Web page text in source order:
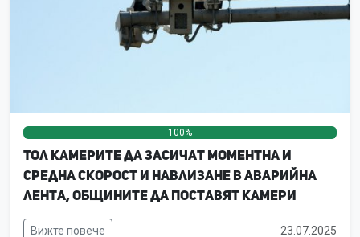
100%
Тол камерите да засичат моментна и
средна скорост и навлизане в аварийна
лента, общините да поставят камери
Вижте повече 23.07.2025